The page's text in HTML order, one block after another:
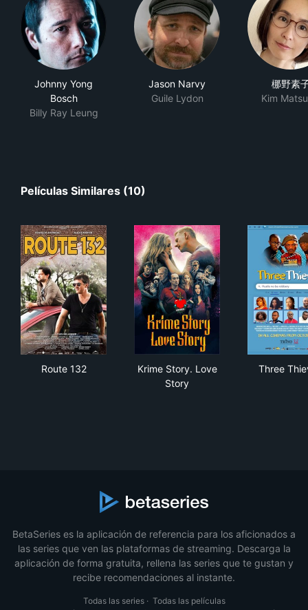
Johnny Yong
Bosch
Billy Ray Leung
Jason Narvy
Guile Lydon
梛野素
Kim
Películas Similares (10)
Route 132
Krime Story. Love
Story
Three
BetaSeries es la aplicación de referencia para los aficionados a
las series que ven las plataformas de streaming. Descarga la
aplicación de forma gratuita, rellena las series que te gustan y
recibe recomendaciones al instante.
Todas las series· Todas las películas